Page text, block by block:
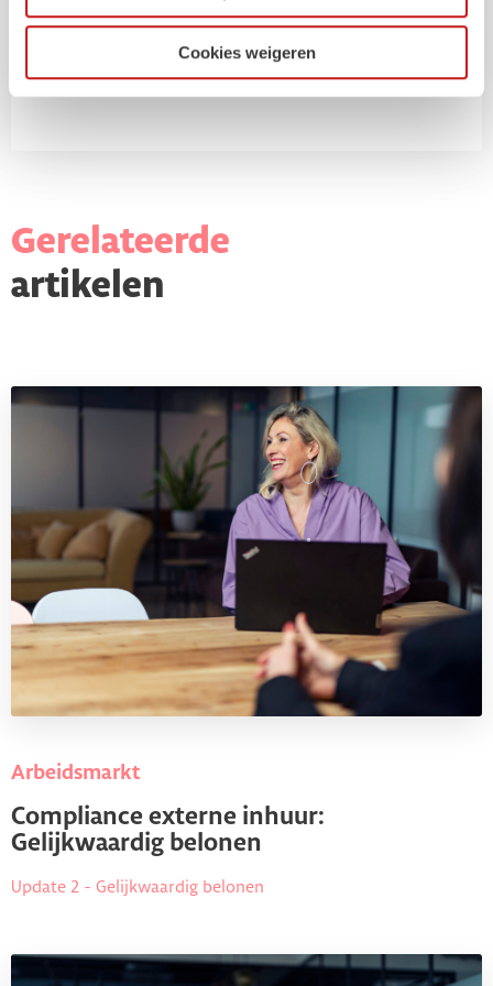
Cookies weigeren
Gerelateerde
artikelen
Arbeidsmarkt
Compliance externe inhuur:
Gelijkwaardig belonen
Update 2 - Gelijkwaardig belonen